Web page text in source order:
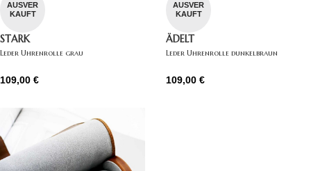
AUSVER
KAUFT
STARK
Leder Uhrenrolle grau
109,00 €
AUSVER
KAUFT
ÄDELT
Leder Uhrenrolle dunkelbraun
109,00 €